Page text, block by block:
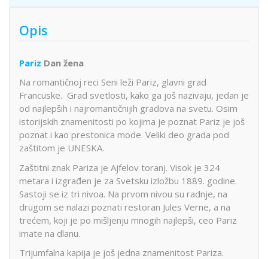
Opis
Pariz Dan žena
Na romantičnoj reci Seni leži Pariz, glavni grad
Francuske. Grad svetlosti, kako ga još nazivaju, jedan je
od najlepših i najromantičnijih gradova na svetu. Osim
istorijskih znamenitosti po kojima je poznat Pariz je još
poznat i kao prestonica mode. Veliki deo grada pod
zaštitom je UNESKA.
Zaštitni znak Pariza je Ajfelov toranj. Visok je 324
metara i izgrađen je za Svetsku izložbu 1889. godine.
Sastoji se iz tri nivoa. Na prvom nivou su radnje, na
drugom se nalazi poznati restoran Jules Verne, a na
trećem, koji je po mišljenju mnogih najlepši, ceo Pariz
imate na dlanu.
Trijumfalna kapija je još jedna znamenitost Pariza.